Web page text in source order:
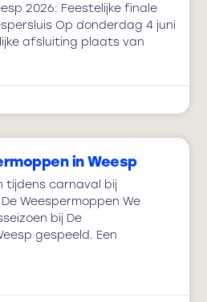
2026: Feestelijke finale
Op donderdag 4 juni
afsluiting plaats van
in Weesp
tijdens carnaval bij
Weespermoppen We
bij De
gespeeld. Een